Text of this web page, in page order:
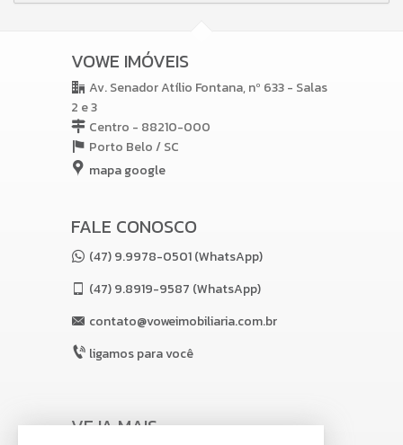
VOWE IMÓVEIS
Av. Senador Atílio Fontana, nº 633 - Salas
2 e 3
Centro - 88210-000
Porto Belo /SC
mapa google
FALE CONOSCO
(47) 9.9978-0501 (WhatsApp)
(47)9.8919-9587 (WhatsApp)
contato@voweimobiliaria.com.br
ligamos para você
VEJA MAIS